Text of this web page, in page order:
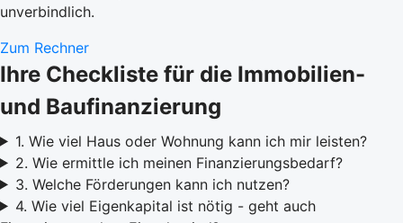
unverbindlich.
Zum Rechner
Ihre Checkliste für die Immobilien-
und Baufinanzierung
1. Wie viel Haus oder Wohnung kann ich mir leisten?
2. Wie ermittle ich meinen Finanzierungsbedarf?
3. Welche Förderungen kann ich nutzen?
4. Wie viel Eigenkapital ist nötig - geht auch